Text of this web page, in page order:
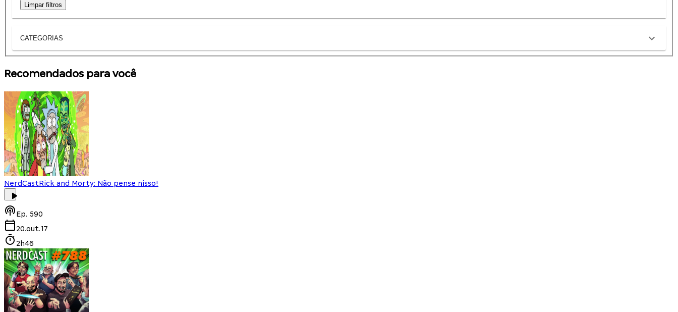
Limpar filtros
CATEGORIAS
Recomendados para você
NerdCastRick and Morty: Não pense nisso!
Ep. 590
20.out.17
2h46